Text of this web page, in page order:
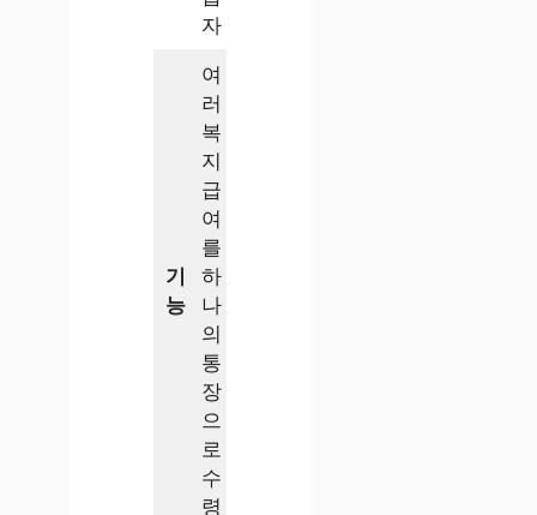
자
기
능
여
러
복
지
급
여
를
하
나
의
통
장
으
로
수
령